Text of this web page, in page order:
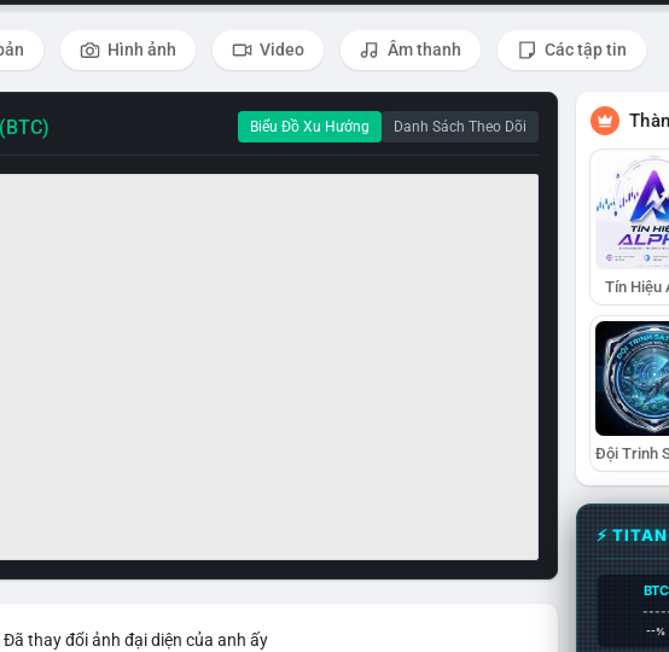
Hình ảnh Video Âm thanh Các tập tin
(BTC) Biểu Đồ Xu Hướng Danh Sách Theo Dõi
Đã thay đổi ảnh đại diện của anh ấy
Tín Hiệu
⚡
BTC
--%